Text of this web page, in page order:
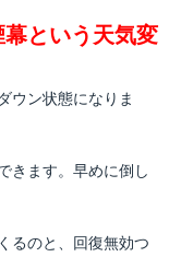
という天気変
ウン状態になりま
きます。早めに倒し
るのと、回復無効つ